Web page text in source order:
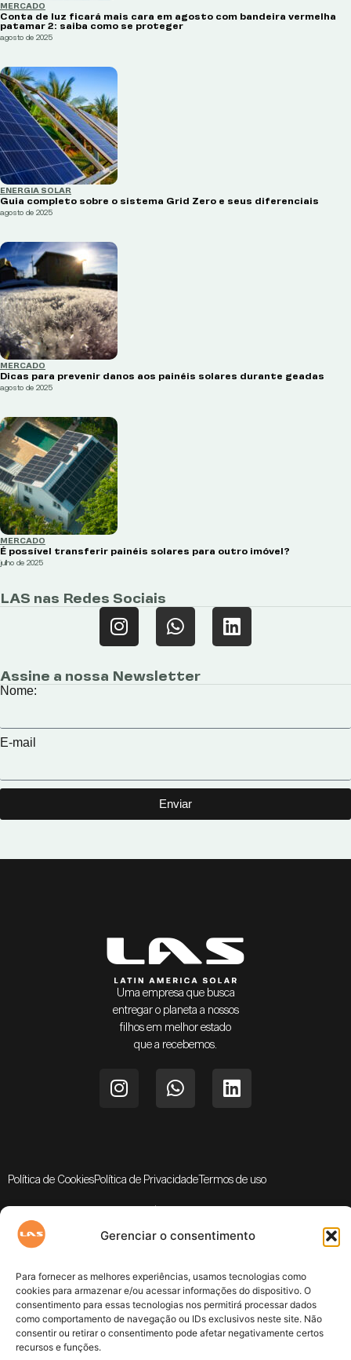
Gerenciar o consentimento
Para fornecer as melhores experiências, usamos tecnologias como
cookies para armazenar e/ou acessar informações do dispositivo. O
consentimento para essas tecnologias nos permitirá processar dados
como comportamento de navegação ou IDs exclusivos neste site. Não
consentir ou retirar o consentimento pode afetar negativamente certos
recursos e funções.
MERCADO
Conta de luz ficará mais cara em agosto com bandeira vermelha
patamar 2: saiba como se proteger
agosto de 2025
ENERGIA SOLAR
Guia completo sobre o sistema Grid Zero e seus diferenciais
agosto de 2025
MERCADO
Dicas para prevenir danos aos painéis solares durante geadas
agosto de 2025
MERCADO
É possível transferir painéis solares para outro imóvel?
julho de 2025
LAS nas Redes Sociais
Assine a nossa Newsletter
Nome:
E-mail
Enviar
Uma empresa que busca
entregar o planeta a nossos
filhos em melhor estado
que a recebemos.
Política de CookiesPolítica de PrivacidadeTermos de uso